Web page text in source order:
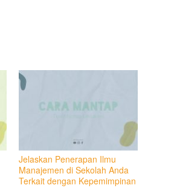
Jelaskan Penerapan Ilmu
Manajemen di Sekolah Anda
Terkait dengan Kepemimpinan